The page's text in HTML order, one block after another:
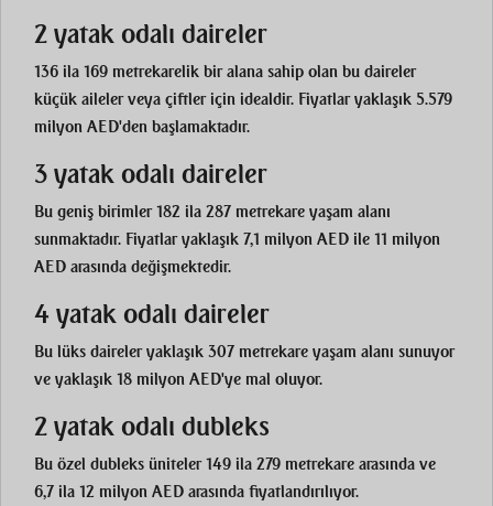
2 yatak odalı daireler
136 ila 169 metrekarelik bir alana sahip olan bu daireler
küçük aileler veya çiftler için idealdir. Fiyatlar yaklaşık 5.579
milyon AED'den başlamaktadır.
3 yatak odalı daireler
Bu geniş birimler 182 ila 287 metrekare yaşam alanı
sunmaktadır. Fiyatlar yaklaşık 7,1 milyon AED ile 11 milyon
AED arasında değişmektedir.
4 yatak odalı daireler
Bu lüks daireler yaklaşık 307 metrekare yaşam alanı sunuyor
ve yaklaşık 18 milyon AED'ye mal oluyor.
2 yatak odalı dubleks
Bu özel dubleks üniteler 149 ila 279 metrekare arasında ve
6,7 ila 12 milyon AED arasında fiyatlandırılıyor.